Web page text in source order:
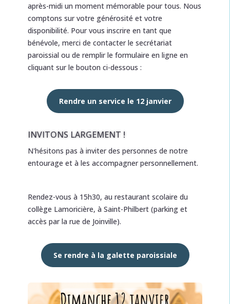
après-midi un moment mémorable pour tous. Nous
comptons sur votre générosité et votre
disponibilité. Pour vous inscrire en tant que
bénévole, merci de contacter le secrétariat
paroissial ou de remplir le formulaire en ligne en
cliquant sur le bouton ci-dessous :
Rendre un service le 12 janvier
INVITONS LARGEMENT !
N'hésitons pas à inviter des personnes de notre
entourage et à les accompagner personnellement.
Rendez-vous à 15h30, au restaurant scolaire du
collège Lamoricière, à Saint-Philbert (parking et
accès par la rue de Joinville).
Se rendre à la galette paroissiale